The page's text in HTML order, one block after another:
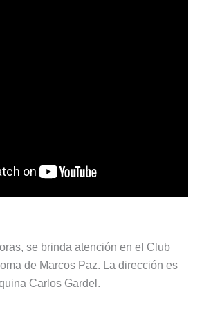
se brinda atención en el Club
de Marcos Paz. La dirección es
Carlos Gardel.